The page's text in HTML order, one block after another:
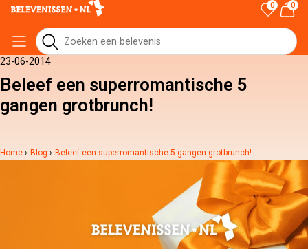
0 0
23-06-2014
Beleef een superromantische 5
gangen grotbrunch!
Home › Blog › Beleef een superromantische 5 gangen grotbrunch!